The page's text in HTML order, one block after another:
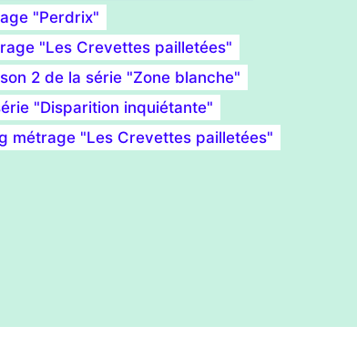
"Perdrix"
"Les Crevettes pailletées"
2 de la série "Zone blanche"
"Disparition inquiétante"
métrage "Les Crevettes pailletées"